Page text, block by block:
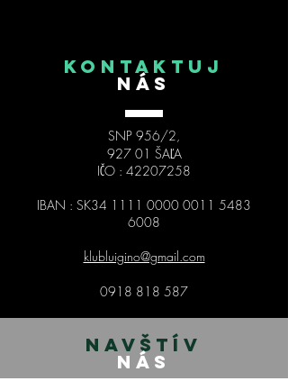
KONTAKTUJ
NÁS
SNP 956/2,
927 01 ŠAĽA
IČO : 42207258
IBAN : SK34 1111 0000 0011 5483
6008
klubluigino@gmail.com
0918 818 587
NAVŠTÍV
NÁS